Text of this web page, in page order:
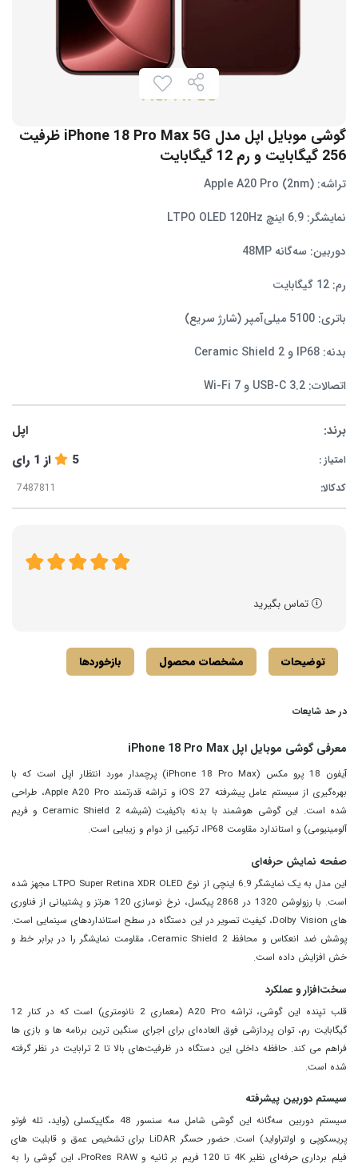
گوشی موبایل اپل مدل iPhone 18 Pro Max 5G ظرفیت
256 گیگابایت و رم 12 گیگابایت
تراشه: Apple A20 Pro (2nm)
نمایشگر: 6.9 اینچ LTPO OLED 120Hz
دوربین: سه‌گانه 48MP
رم: 12 گیگابایت
باتری: 5100 میلی‌آمپر (شارژ سریع)
بدنه: IP68 و Ceramic Shield 2
اتصالات: USB-C 3.2 و Wi-Fi 7
برند: اپل
امتیاز : 5 از 1 رای
کدکالا:
تماس بگیرید
توضیحات مشخصات محصول بازخوردها
در حد شایعات
معرفی گوشی موبایل اپل iPhone 18 Pro Max
آیفون 18 پرو مکس (iPhone 18 Pro Max) پرچمدار مورد انتظار اپل است که با
بهره‌گیری از سیستم‌ عامل پیشرفته iOS 27 و تراشه قدرتمند Apple A20 Pro، طراحی
شده است. این گوشی هوشمند با بدنه باکیفیت (شیشه Ceramic Shield 2 و فریم
آلومینیومی) و استاندارد مقاومت IP68، ترکیبی از دوام و زیبایی است.
صفحه نمایش حرفه‌ای
این مدل به یک نمایشگر 6.9 اینچی از نوع LTPO Super Retina XDR OLED مجهز شده
است. با رزولوشن 1320 در 2868 پیکسل، نرخ نوسازی 120 هرتز و پشتیبانی از فناوری‌
های Dolby Vision، کیفیت تصویر در این دستگاه در سطح استانداردهای سینمایی است.
پوشش ضد انعکاس و محافظ Ceramic Shield 2، مقاومت نمایشگر را در برابر خط و
خش افزایش داده است.
سخت‌افزار و عملکرد
قلب تپنده این گوشی، تراشه A20 Pro (معماری 2 نانومتری) است که در کنار 12
گیگابایت رم، توان پردازشی فوق‌ العاده‌ای برای اجرای سنگین‌ ترین برنامه‌ ها و بازی‌ ها
فراهم می کند. حافظه داخلی این دستگاه در ظرفیت‌های بالا تا 2 ترابایت در نظر گرفته
شده است.
سیستم دوربین پیشرفته
سیستم دوربین سه‌گانه این گوشی شامل سه سنسور 48 مگاپیکسلی (واید، تله‌ فوتو
پریسکوپی و اولتراواید) است. حضور حسگر LiDAR برای تشخیص عمق و قابلیت‌ های
فیلم‌ برداری حرفه‌ای نظیر 4K تا 120 فریم بر ثانیه و ProRes RAW، این گوشی را به